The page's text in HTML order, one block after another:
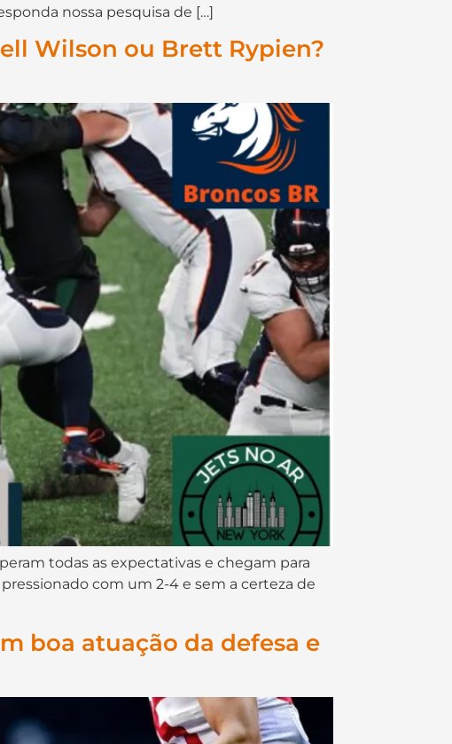
nossa pesquisa de […]
Wilson ou Brett Rypien?
todas as expectativas e chegam para
com um 2-4 e sem a certeza de
boa atuação da defesa e